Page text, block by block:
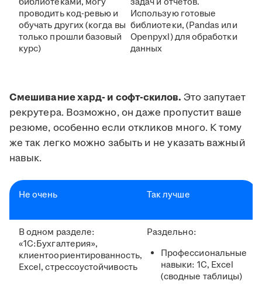
проводить код-ревью и
обучать других (когда вы
только прошли базовый
курс)
Использую готовые
библиотеки, (Pandas или
Openpyxl) для обработки
данных
Смешивание хард- и софт-скилов. Это запутает
рекрутера. Возможно, он даже пропустит ваше
резюме, особенно если откликов много. К тому
же так легко можно забыть и не указать важный
навык.
Не очень Так лучше
В одном разделе:
«1С:Бухгалтерия»,
клиентоориентированность,
Excel, стрессоустойчивость
Раздельно:
Профессиональные
навыки: 1С, Excel
(сводные таблицы)